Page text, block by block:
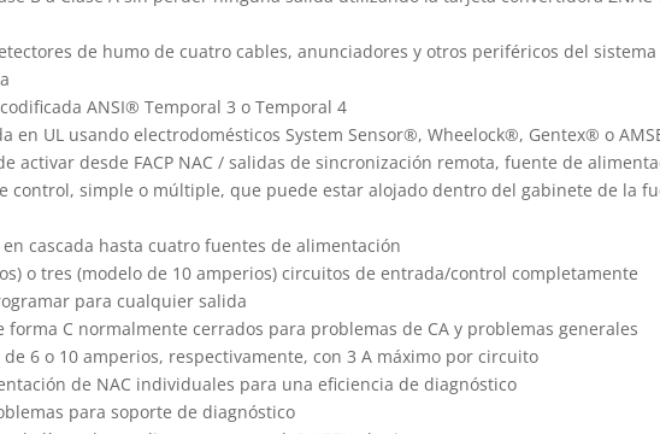
de humo de cuatro cables, anunciadores y otros periféricos del sistema
ANSI® Temporal 3 o Temporal 4
en UL usando electrodomésticos System Sensor®, Wheelock®, Gentex® o
activar desde FACP NAC / salidas de sincronización remota, fuente de
control, simple o múltiple, que puede estar alojado dentro del gabinete de la
cascada hasta cuatro fuentes de alimentación
o tres (modelo de 10 amperios) circuitos de entrada/control completamente
para cualquier salida
forma C normalmente cerrados para problemas de CA y problemas generales
de 6 o 10 amperios, respectivamente, con 3 A máximo por circuito
de NAC individuales para una eficiencia de diagnóstico
para soporte de diagnóstico